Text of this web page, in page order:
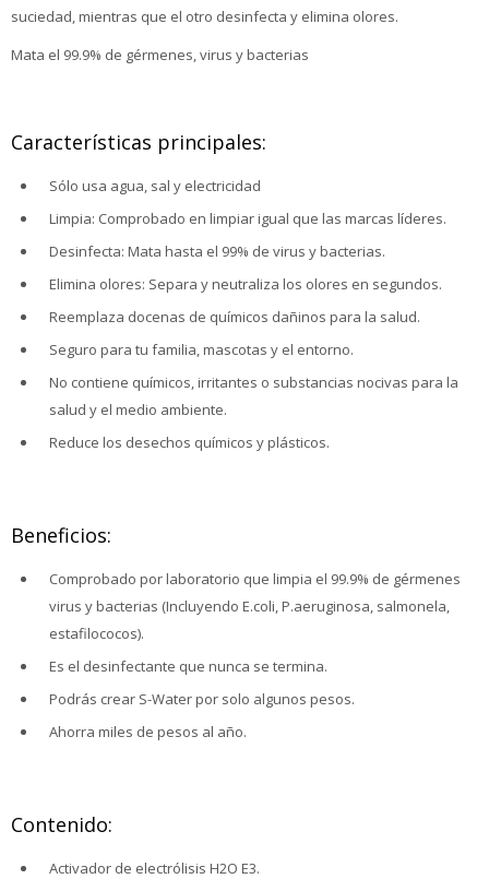
suciedad, mientras que el otro desinfecta y elimina olores.
Mata el 99.9% de gérmenes, virus y bacterias
Características principales:
Sólo usa agua, sal y electricidad
Limpia: Comprobado en limpiar igual que las marcas líderes.
Desinfecta: Mata hasta el 99% de virus y bacterias.
Elimina olores: Separa y neutraliza los olores en segundos.
Reemplaza docenas de químicos dañinos para la salud.
Seguro para tu familia, mascotas y el entorno.
No contiene químicos, irritantes o substancias nocivas para la
salud y el medio ambiente.
Reduce los desechos químicos y plásticos.
Beneficios:
Comprobado por laboratorio que limpia el 99.9% de gérmenes
virus y bacterias (Incluyendo E.coli, P.aeruginosa, salmonela,
estafilococos).
Es el desinfectante que nunca se termina.
Podrás crear S-Water por solo algunos pesos.
Ahorra miles de pesos al año.
Contenido:
Activador de electrólisis H2O E3.